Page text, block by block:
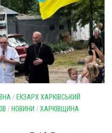
/ ЕКЗАРХ ХАРКІВСЬКИЙ
/ НОВИНИ /ХАРКІВЩИНА